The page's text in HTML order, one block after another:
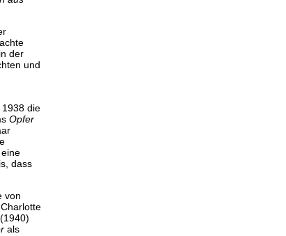
in der
und
die
Opfer
dass
von
(1940)
als